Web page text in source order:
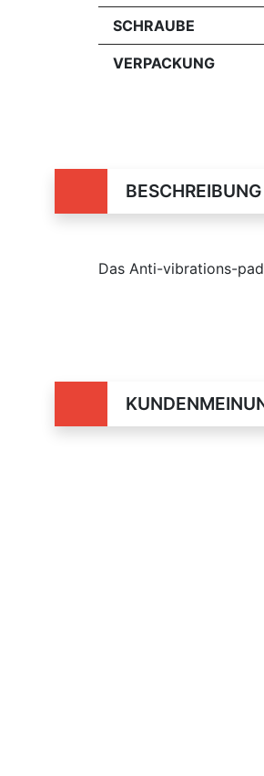
SCHRAUBE
VERPACKUNG
BESCHREIBUNG
Das Anti-vibrations-